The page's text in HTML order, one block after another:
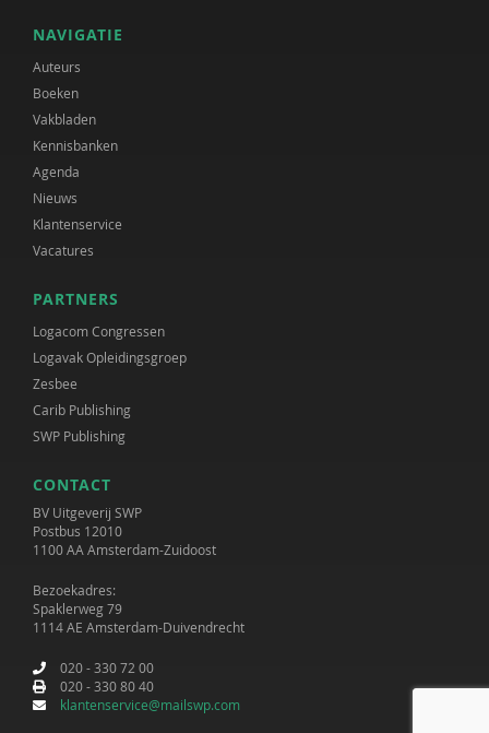
NAVIGATIE
Auteurs
Boeken
Vakbladen
Kennisbanken
Agenda
Nieuws
Klantenservice
Vacatures
PARTNERS
Logacom Congressen
Logavak Opleidingsgroep
Zesbee
Carib Publishing
SWP Publishing
CONTACT
BV Uitgeverij SWP
Postbus 12010
1100 AA Amsterdam-Zuidoost
Bezoekadres:
Spaklerweg 79
1114 AE Amsterdam-Duivendrecht
020 - 330 72 00
020 - 330 80 40
klantenservice@mailswp.com